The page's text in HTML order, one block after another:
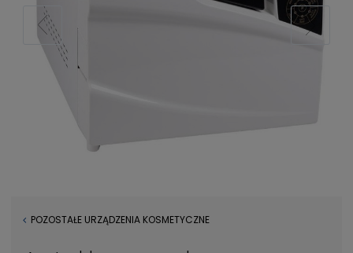
POZOSTAŁE URZĄDZENIA KOSMETYCZNE